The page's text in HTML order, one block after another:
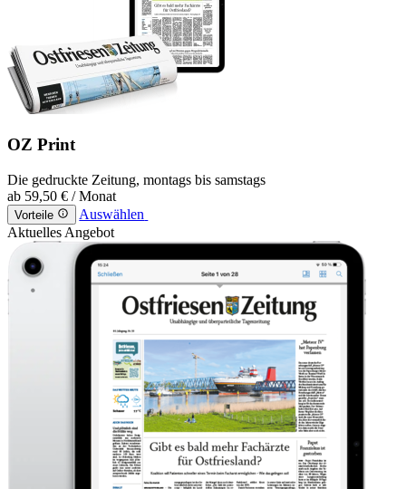
OZ Print
Die gedruckte Zeitung, montags bis samstags
ab 59,50 € / Monat
Vorteile
Auswählen
Aktuelles Angebot